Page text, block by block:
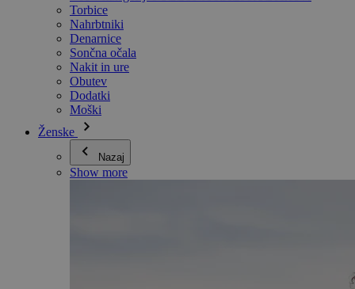
Torbice
Nahrbtniki
Denarnice
Sončna očala
Nakit in ure
Obutev
Dodatki
Moški
Ženske
Nazaj
Show more